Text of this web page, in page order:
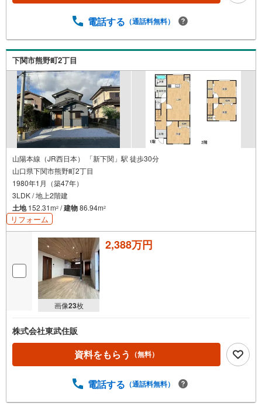
電話する （通話料無料）
下関市熊野町2丁目
山陽本線（JR西日本） 「新下関」駅 徒歩30分
山口県下関市熊野町2丁目
1980年1月（築47年）
3LDK / 地上2階建
土地152.31m2 /建物86.94m2
リフォーム
画像23枚
2,388万円
株式会社東武住販
資料をもらう （無料）
電話する （通話料無料）